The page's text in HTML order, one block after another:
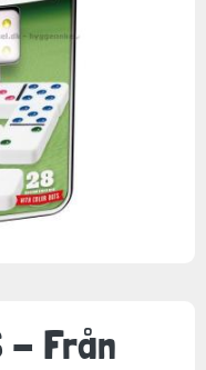
- Från